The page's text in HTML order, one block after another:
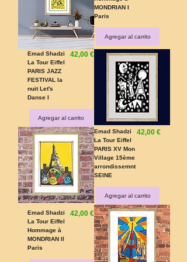
MONDRIAN I
Paris
Agregar al carrito
Emad Shadzi
La Tour Eiffel
PARIS JAZZ
FESTIVAL la
nuit Let's
Danse I
Precio
42,00 €
Agregar al carrito
Emad Shadzi
La Tour Eiffel
PARIS XV Mon
Village 15ème
arrondissemnt
SEINE
Precio
42,00 €
Agregar al carrito
Emad Shadzi
La Tour Eiffel
Hommage à
MONDRIAN II
Paris
Precio
42,00 €